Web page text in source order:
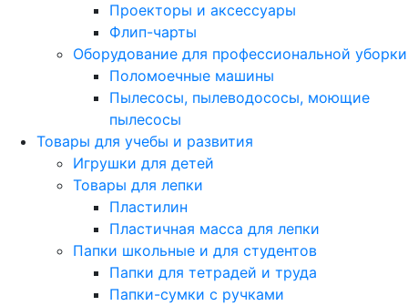
Проекторы и аксессуары
Флип-чарты
Оборудование для профессиональной уборки
Поломоечные машины
Пылесосы, пылеводососы, моющие
пылесосы
Товары для учебы и развития
Игрушки для детей
Товары для лепки
Пластилин
Пластичная масса для лепки
Папки школьные и для студентов
Папки для тетрадей и труда
Папки-сумки с ручками